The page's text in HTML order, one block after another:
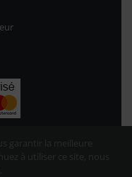
garantir la meilleure
à utiliser ce site, nous